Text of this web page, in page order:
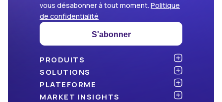
vous désabonner à tout moment. Politique
de confidentialité
S'abonner
PRODUITS
Atlas
NOUVEAU
Benchmark
Dashboard
SOLUTIONS
Chargeurs
Cabinets de conseil
PLATEFORME
API & intégration
MARKET INSIGHTS